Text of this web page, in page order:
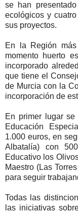
se han
ecológicos y
sus proyectos.
En la Región
momento huerto
incorporado
que tiene el
de Murcia con la
incorporación de
En primer lugar
Educación
1.000 euros, en
Albatalía) con
Educativo los
Maestro (Las
para seguir
Todas las
las iniciativas